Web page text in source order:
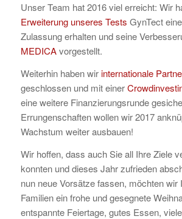
Unser Team hat 2016 viel erreicht: Wir
Erweiterung unseres Tests GynTect
Zulassung erhalten und seine
MEDICAvorgestellt.
Weiterhin haben wirinternationale
geschlossen und mit einer
eine weitere Finanzierungsrunde
Errungenschaften wollen wir 2017
Wachstum weiter ausbauen!
Wir hoffen, dass auch Sie all Ihre Ziele
konnten und dieses Jahr zufrieden
nun neue Vorsätze fassen, möchten wir
Familien ein frohe und gesegnete
entspannte Feiertage, gutes Essen,